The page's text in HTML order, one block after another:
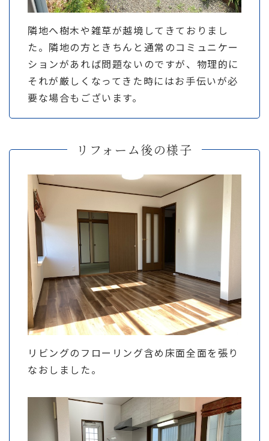
隣地へ樹木や雑草が越境してきておりまし
た。隣地の方ときちんと通常のコミュニケー
ションがあれば問題ないのですが、物理的に
それが厳しくなってきた時にはお手伝いが必
要な場合もございます。
リフォーム後の様子
リビングのフローリング含め床面全面を張り
なおしました。